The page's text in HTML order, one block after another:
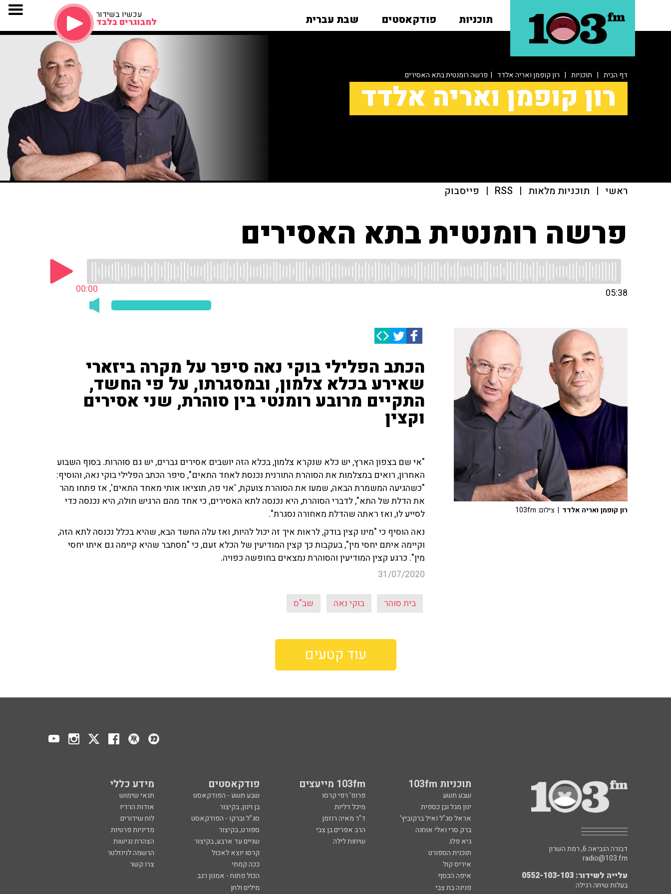
תוכניות פודקאסטים שבת עברית עכשיו בשידור
למבוגרים בלבד
דף הבית | תוכניות | רון קופמן ואריה אלדד | פרשה רומנטית בתא האסירים
רון קופמן ואריה אלדד
ראשי | תוכניות מלאות |
RSS
| פייסבוק
פרשה רומנטית בתא האסירים
00:00 05:38
הכתב הפלילי בוקי נאה סיפר על מקרה ביזארי
שאירע בכלא צלמון, ובמסגרתו, על פי החשד,
התקיים מרובע רומנטי בין סוהרת, שני אסירים
וקצין
"אי שם בצפון הארץ, יש כלא שנקרא צלמון, בכלא הזה יושבים אסירים גברים, יש גם סוהרות. בסוף השבוע
האחרון, רואים במצלמות את הסוהרת התורנית נכנסת לאחד התאים", סיפר הכתב הפלילי בוקי נאה, והוסיף:
"כשהגיעה המשמרת הבאה, שמעו את הסוהרת צועקת, 'אני פה, תוציאו אותי מאחד התאים', אז פתחו מהר
את הדלת של התא", לדברי הסוהרת, היא נכנסה לתא האסירים, כי אחד מהם הרגיש חולה, היא נכנסה כדי
לסייע לו, ואז ראתה שהדלת מאחורה נסגרת".
נאה הוסיף כי "מינו קצין בודק, לראות איך זה יכול להיות, ואז עלה החשד הבא, שהיא בכלל נכנסה לתא הזה,
וקיימה איתם יחסי מין", בעקבות כך קצין המודיעין של הכלא זעם, כי "מסתבר שהיא קיימה גם איתו יחסי
מין". כרגע קצין המודיעין והסוהרת נמצאים בחופשה כפויה.
31/07/2020
בית סוהר בוקי נאה שב"ס
רון קופמן ואריה אלדד | צילום: 103fm
עוד קטעים
תוכניות 103fm 103fm מייעצים פודקאסטים מידע כללי
שבע תשע פרופ' רפי קרסו שבע תשע - הפודקאסט
תנאי שימוש
ינון מגל ובן כספית
מיכל דליות בן וינון, בקיצור
אודות הרדיו
אראל סג"ל ואיל ברקוביץ'
ד"ר מאיה רוזמן סג"ל וברקו - הפודקאסט
לוח שידורים
ברק סרי ואלי אוחנה
הרב אפרים בן צבי ספורט, בקיצור
מדיניות פרטיות
גיא פלג
שיחות לילה שניים עד ארבע, בקיצור
הצהרת נגישות
תוכנית הספורט
קרסו יוצא לאכול
הרשמה לניוזלטר
איריס קול
ככה קמתי
צרו קשר
איפה הכסף
הכול פתוח - אמנון רגב
פנינה בת צבי
מילים ולחן
דבורה הנביאה 6, רמת השרון
radio@103.fm
עלייה לשידור: 0552-103-103
בעלות שיחה רגילה